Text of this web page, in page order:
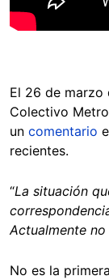
El 26 de marzo
Colectivo
un comentario
recientes.
“La situación
Actualmente
No es la